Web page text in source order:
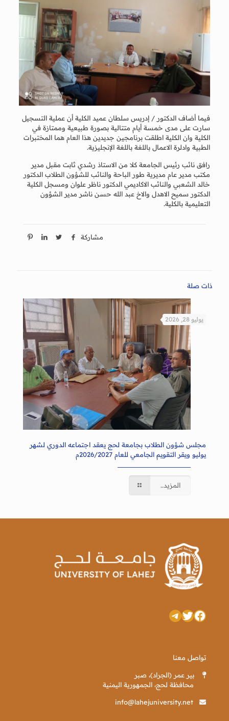
فيما أضاف الدكتور / إدريس سلطان عميد الكلية أن عملية التسجيل
سارت على مدى خمسة أيام متتالية بصورة طبيعية وممتازة في
الكلية وان الكلية اطلقت برنامجين جديدين هذا العام هما المختبرات
الطبية وادلرة الاعمال باللغة باللغة الإنجليزية.
رافق نائب رئيس الجامعة كلا من الاستاذ رشدي ثابت مقبل مدير
مكتب مدير عام مديرية طور الباحة والنائب للشؤون الطلاب الدكتور
خالد الشعبي والنائب الاكاديمي الدكتور ناظر علوان ومسجل الكلية
الدكتور سميح الاهدل والاخ عبد الله حسن ناشر مدير الشؤون
التعليمية بالكلية.
مشاركة
ذات صلة
يوليو 28, 2026
مجلس شؤون الطلاب بجامعة لحج يعقد اجتماعه الدوري لشهر
يوليو ويقر التقويم الجامعي للعام 2026/2027م
المزيد..
فيسبوك
تويترتيليجرام
تواصل معنا
بير عمر (الجراد)، صبر
محافظة لحج، الجمهورية اليمنية
info@lahejuniversity.net